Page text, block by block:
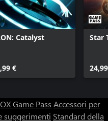
Catalyst
€
Star
Game Pass Accessori per
suggerimenti Standard della